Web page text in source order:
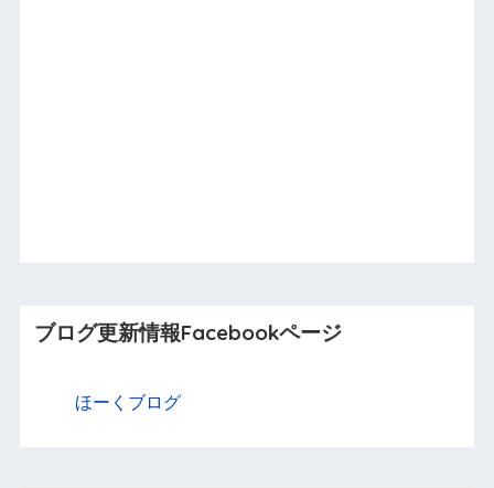
ブログ更新情報Facebookページ
ほーくブログ